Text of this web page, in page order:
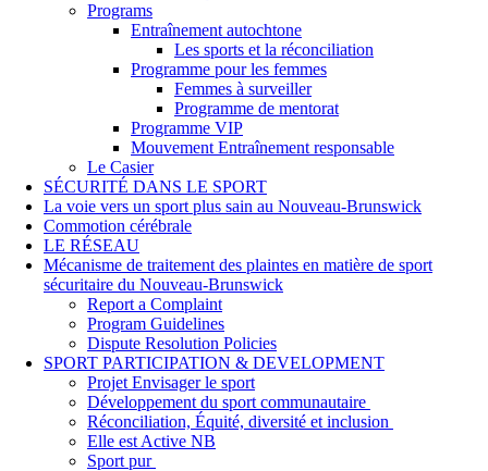
Programs
Entraînement autochtone
Les sports et la réconciliation
Programme pour les femmes
Femmes à surveiller
Programme de mentorat
Programme VIP
Mouvement Entraînement responsable
Le Casier
SÉCURITÉ DANS LE SPORT
La voie vers un sport plus sain au Nouveau-Brunswick
Commotion cérébrale
LE RÉSEAU
Mécanisme de traitement des plaintes en matière de sport
sécuritaire du Nouveau-Brunswick
Report a Complaint
Program Guidelines
Dispute Resolution Policies
SPORT PARTICIPATION & DEVELOPMENT
Projet Envisager le sport
Développement du sport communautaire
Réconciliation, Équité, diversité et inclusion
Elle est Active NB
Sport pur